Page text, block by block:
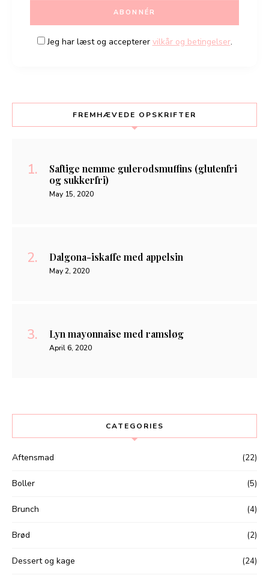
Jeg har læst og accepterer vilkår og betingelser.
FREMHÆVEDE OPSKRIFTER
Saftige nemme gulerodsmuffins (glutenfri
og sukkerfri)
May 15, 2020
Dalgona-iskaffe med appelsin
May 2, 2020
Lyn mayonnaise med ramsløg
April 6, 2020
CATEGORIES
Aftensmad (22)
Boller (5)
Brunch (4)
Brød (2)
Dessert og kage (24)